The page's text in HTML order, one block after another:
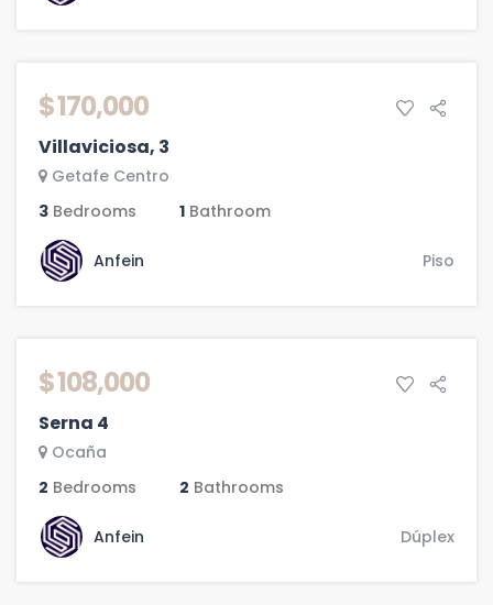
$ 170,000
Villaviciosa, 3
Getafe Centro
3 Bedrooms 1 Bathroom
Anfein Piso
DESTACADA
$ 108,000
Serna 4
Ocaña
2 Bedrooms 2 Bathrooms
Anfein Dúplex